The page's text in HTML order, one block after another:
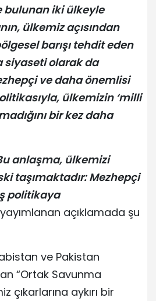
bulunan iki ülkeyle
ülkemiz açısından
barışı tehdit eden
siyaseti olarak da
ve daha önemlisi
ülkemizin ‘milli
bir kez daha
anlaşma, ülkemizi
taşımaktadır: Mezhepçi
politikaya
açıklamada şu
ve Pakistan
“Ortak Savunma
çıkarlarına aykırı bir